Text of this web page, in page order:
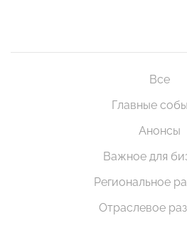
Все
Главные
Анонсы
Важное для
Региональное
Отраслевое